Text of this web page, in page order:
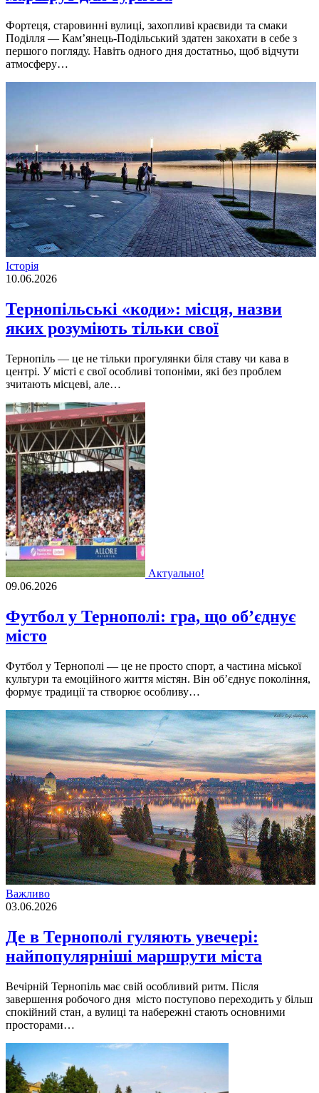
Фортеця, старовинні вулиці, захопливі краєвиди та смаки
Поділля — Кам’янець-Подільський здатен закохати в себе з
першого погляду. Навіть одного дня достатньо, щоб відчути
атмосферу…
Історія
10.06.2026
Тернопільські «коди»: місця, назви
яких розуміють тільки свої
Тернопіль — це не тільки прогулянки біля ставу чи кава в
центрі. У місті є свої особливі топоніми, які без проблем
зчитають місцеві, але…
Актуально!
09.06.2026
Футбол у Тернополі: гра, що об’єднує
місто
Футбол у Тернополі — це не просто спорт, а частина міської
культури та емоційного життя містян. Він об’єднує покоління,
формує традиції та створює особливу…
Важливо
03.06.2026
Де в Тернополі гуляють увечері:
найпопулярніші маршрути міста
Вечірній Тернопіль має свій особливий ритм. Після
завершення робочого дня місто поступово переходить у більш
спокійний стан, а вулиці та набережні стають основними
просторами…